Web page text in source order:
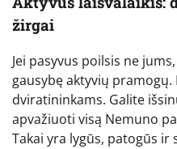
žirgai
Jei pasyvus poilsis ne
gausybę aktyvių
dviratininkams. Galite
apvažiuoti visą Nemuno
Takai yra lygūs, patogūs ir